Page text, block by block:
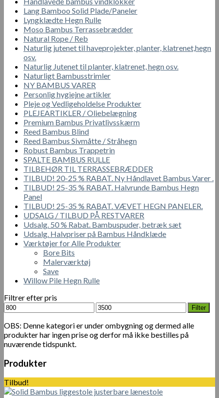
Lang Bamboo Solid Plade/Paneler
Lyngklædte Hegn Rulle
Moso Bambus Terrassebrædder
Natural Rope / Reb
Naturlig jutenet til haveprojekter, planter, klatrenet,hegn
osv.
Naturlig Jutenet til planter, klatrenet, hegn osv.
Naturligt Bambusstrimler
NY BAMBUS VARER
Personlig hygiejne artikler
Pleje og Vedligeholdelse Produkter
PLEJEARTIKLER / Oliebelægning
Premium Bambus Privatlivsskærm
Reed Bambus Blind
Reed Bambus Sivmåtte / Stråhegn
Robust Bambus Trappetrin
SPALTE BAMBUS RULLE
TILBEHØR TIL TERRASSEBRÆDDER
TILBUD! 20-25 % RABAT. Ny Håndlavet Bambus Varer .
TILBUD! 25-35 % RABAT. Halvrunde Bambus Hegn
Panel
TILBUD! 25-35 % RABAT. VÆVET HEGN PANELER.
UDSALG / TILBUD PÅ RESTVARER
Udsalg. 50 % Rabat. Bambuspuder, betræk sæt
Udsalg. Halvpriser på Bambus Håndklæde
Værktøjer for Alle Produkter
Bore Bits
Malerværktøj
Save
Willow Pile Hegn Rulle
Filtrer efter pris
Mindste
pris
Højeste
pris
Filter
OBS: Denne kategori er under ombygning og dermed alle
produkter har ingen prise og derfor må ikke bestilles på
nuværende tidspunkt.
Produkter
Tilbud!